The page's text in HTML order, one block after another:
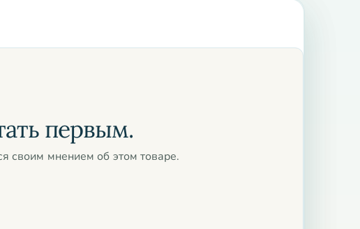
первым.
своим мнением об этом товаре.